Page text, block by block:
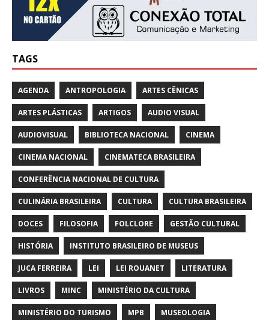
TAGS
AGENDA ANTROPOLOGIA ARTES CÊNICAS
ARTES PLÁSTICAS ARTIGOS AUDIO VISUAL
AUDIOVISUAL BIBLIOTECA NACIONAL CINEMA
CINEMA NACIONAL CINEMATECA BRASILEIRA
CONFERÊNCIA NACIONAL DE CULTURA
CULINÁRIA BRASILEIRA CULTURA CULTURA BRASILEIRA
DOCES FILOSOFIA FOLCLORE GESTÃO CULTURAL
HISTÓRIA INSTITUTO BRASILEIRO DE MUSEUS
JUCA FERREIRA LEI LEI ROUANET LITERATURA
LIVROS MINC MINISTÉRIO DA CULTURA
MINISTÉRIO DO TURISMO MPB MUSEOLOGIA